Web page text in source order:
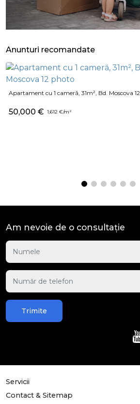
Anunturi recomandate
Apartament cu 1 cameră, 31m², Bd. Moscova 12
50,000 € 1,612 €/m²
Am nevoie de o consultație
Trimite
Servicii
Contact & Sitemap